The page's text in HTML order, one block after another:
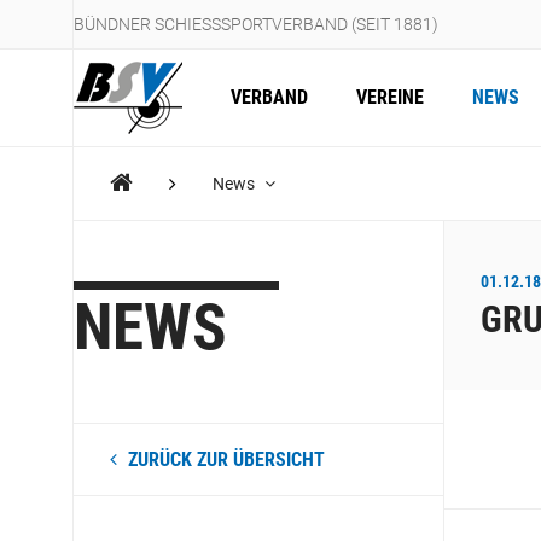
BÜNDNER SCHIESSSPORTVERBAND (SEIT 1881)
VERBAND VEREINE NEWS
News
NEWS
ZURÜCK ZUR ÜBERSICHT
01.12.18